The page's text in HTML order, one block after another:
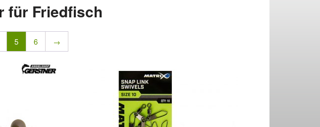
für Friedfisch
5 6 →